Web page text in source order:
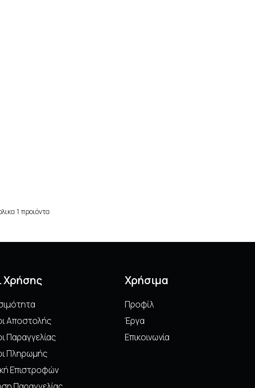
1 προιόντα
Χρήσης
Αποστολής
Παραγγελίας
Πληρωμής
Επιστροφών
Χρήσιμα
Προφίλ
Έργα
Επικοινωνία